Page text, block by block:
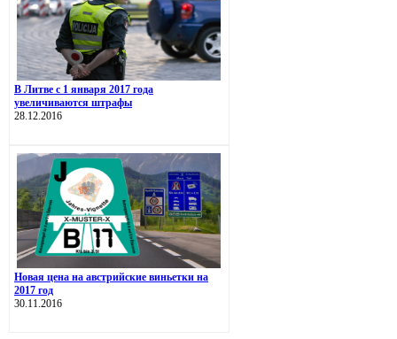
В Литве с 1 января 2017 года
увеличиваются штрафы
28.12.2016
Новая цена на австрийские виньетки на
2017 год
30.11.2016